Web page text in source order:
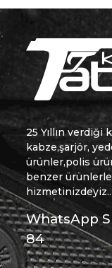
25 Yıllın
kabze,şarjör,
ürünler,polis
benzer
hizmetinizdeyiz..
WhatsApp
84